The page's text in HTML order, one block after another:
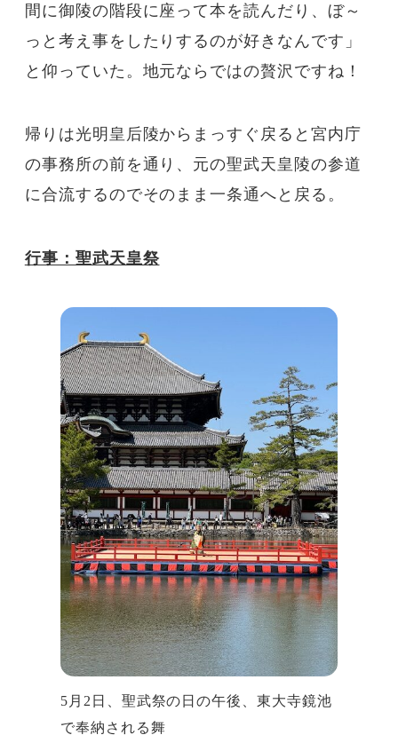
間に御陵の階段に座って本を読んだり、ぼ～
っと考え事をしたりするのが好きなんです」
と仰っていた。地元ならではの贅沢ですね！
帰りは光明皇后陵からまっすぐ戻ると宮内庁
の事務所の前を通り、元の聖武天皇陵の参道
に合流するのでそのまま一条通へと戻る。
行事：聖武天皇祭
5月2日、聖武祭の日の午後、東大寺鏡池
で奉納される舞